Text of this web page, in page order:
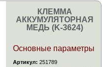
КЛЕММА
АККУМУЛЯТОРНАЯ
МЕДЬ (K-3624)
Основные параметры
Артикул: 251789